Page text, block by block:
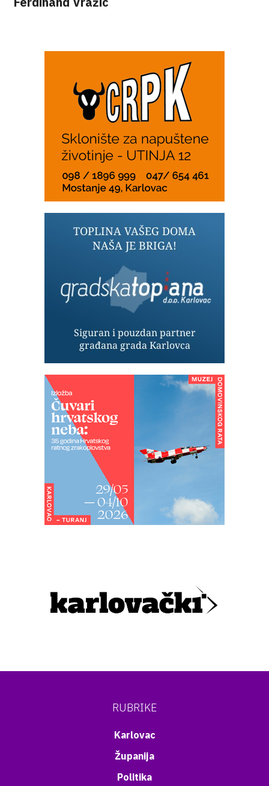
RUBRIKE
Karlovac
Županija
Politika